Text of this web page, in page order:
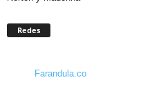
Redes
Farandula.co